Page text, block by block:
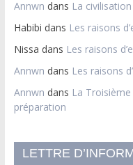
Annwn dans La
Habibi dans Les raisons
Nissa dans Les raisons
Annwn dans Les raisons
Annwn dans La
préparation
LETTRE